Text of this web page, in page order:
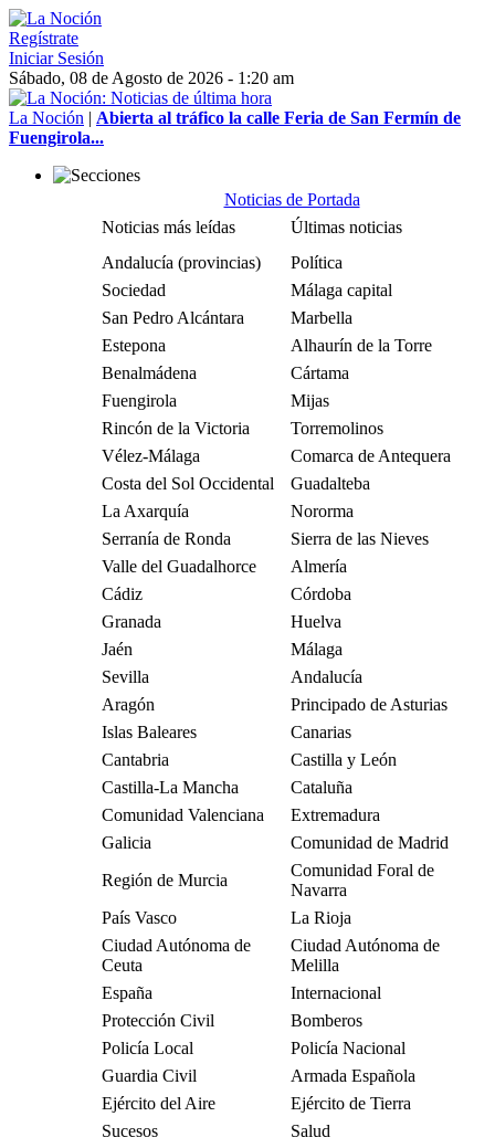
Regístrate
Iniciar Sesión
Sábado, 08 de Agosto de 2026 - 1:20 am
La Noción | Abierta al tráfico la calle Feria de San Fermín de
Fuengirola...
Noticias de Portada
Noticias más leídas
Últimas noticias
Andalucía (provincias)
Política
Sociedad
Málaga capital
San Pedro Alcántara
Marbella
Estepona
Alhaurín de la Torre
Benalmádena
Cártama
Fuengirola
Mijas
Rincón de la Victoria
Torremolinos
Vélez-Málaga
Comarca de Antequera
Costa del Sol Occidental
Guadalteba
La Axarquía
Nororma
Serranía de Ronda
Sierra de las Nieves
Valle del Guadalhorce
Almería
Cádiz
Córdoba
Granada
Huelva
Jaén
Málaga
Sevilla
Andalucía
Aragón
Principado de Asturias
Islas Baleares
Canarias
Cantabria
Castilla y León
Castilla-La Mancha
Cataluña
Comunidad Valenciana
Extremadura
Galicia
Comunidad de Madrid
Región de Murcia
Comunidad Foral de
Navarra
País Vasco
La Rioja
Ciudad Autónoma de
Ceuta
Ciudad Autónoma de
Melilla
España
Internacional
Protección Civil
Bomberos
Policía Local
Policía Nacional
Guardia Civil
Armada Española
Ejército del Aire
Ejército de Tierra
Sucesos
Salud